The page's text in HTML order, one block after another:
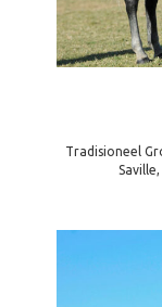
Tradisioneel